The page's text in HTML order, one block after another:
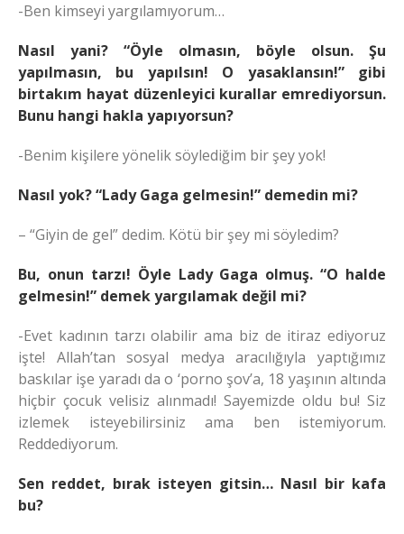
-Ben kimseyi yargılamıyorum…
Nasıl yani? “Öyle olmasın, böyle olsun. Şu
yapılmasın, bu yapılsın! O yasaklansın!” gibi
birtakım hayat düzenleyici kurallar emrediyorsun.
Bunu hangi hakla yapıyorsun?
-Benim kişilere yönelik söylediğim bir şey yok!
Nasıl yok? “Lady Gaga gelmesin!” demedin mi?
– “Giyin de gel” dedim. Kötü bir şey mi söyledim?
Bu, onun tarzı! Öyle Lady Gaga olmuş. “O halde
gelmesin!” demek yargılamak değil mi?
-Evet kadının tarzı olabilir ama biz de itiraz ediyoruz
işte! Allah’tan sosyal medya aracılığıyla yaptığımız
baskılar işe yaradı da o ‘porno şov’a, 18 yaşının altında
hiçbir çocuk velisiz alınmadı! Sayemizde oldu bu! Siz
izlemek isteyebilirsiniz ama ben istemiyorum.
Reddediyorum.
Sen reddet, bırak isteyen gitsin… Nasıl bir kafa
bu?